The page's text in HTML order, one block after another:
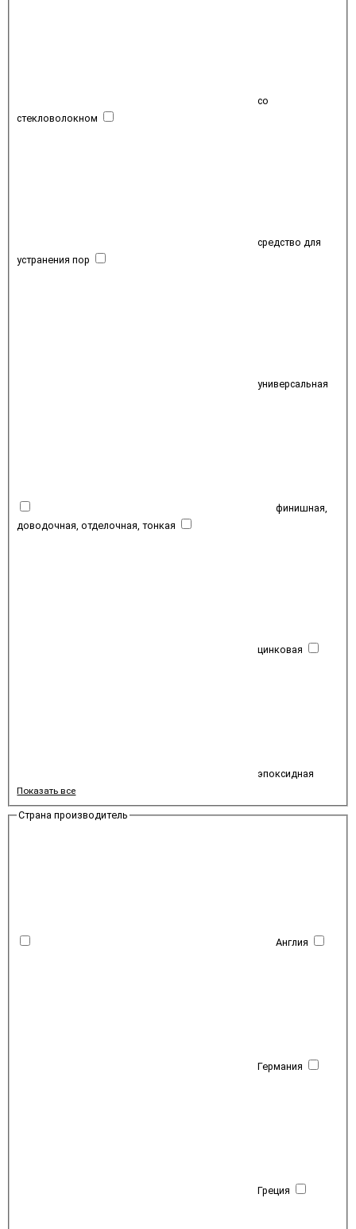
со
стекловолокном
средство для
устранения пор
универсальная
финишная,
доводочная, отделочная, тонкая
цинковая
эпоксидная
Показать все
Страна производитель
Англия
Германия
Греция